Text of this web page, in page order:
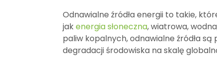
Odnawialne źródła energii to takie,
jakenergia słoneczna, wiatrowa,
paliw kopalnych, odnawialne źródła
degradacji środowiska na skalę